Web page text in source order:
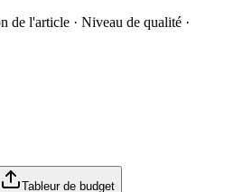
de l'article · Niveau de qualité ·
Tableur de budget